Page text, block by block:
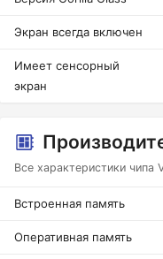
Экран всегда включен
Имеет сенсорный
экран
Все характеристики чипа
Встроенная память
Оперативная память